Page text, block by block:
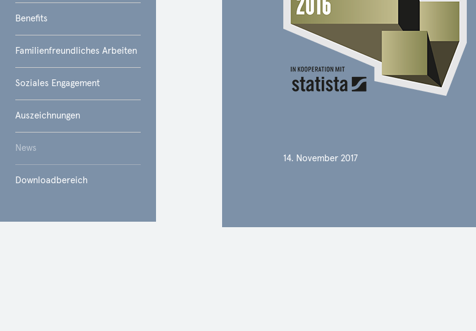
Benefits
Familienfreundliches Arbeiten
Soziales Engagement
Auszeichnungen
News
Downloadbereich
14. November 2017